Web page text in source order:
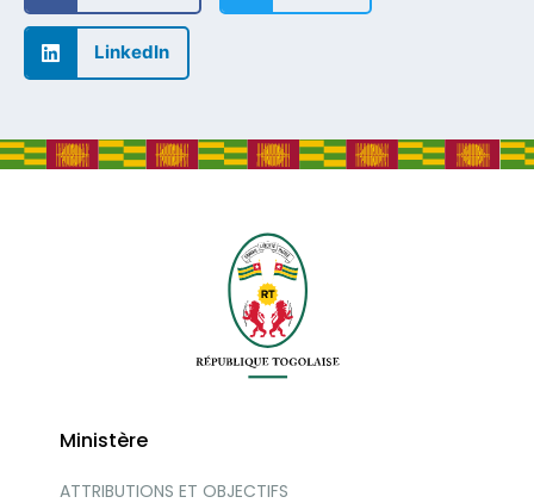
LinkedIn
Ministère
ATTRIBUTIONS ET OBJECTIFS